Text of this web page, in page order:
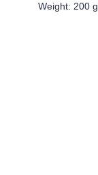
Weight: 200 g